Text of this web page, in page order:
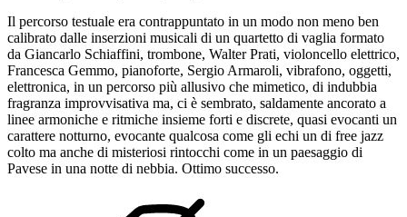
Il percorso testuale era contrappuntato in un modo non meno ben
calibrato dalle inserzioni musicali di un quartetto di vaglia formato
da Giancarlo Schiaffini, trombone, Walter Prati, violoncello elettrico,
Francesca Gemmo, pianoforte, Sergio Armaroli, vibrafono, oggetti,
elettronica, in un percorso più allusivo che mimetico, di indubbia
fragranza improvvisativa ma, ci è sembrato, saldamente ancorato a
linee armoniche e ritmiche insieme forti e discrete, quasi evocanti un
carattere notturno, evocante qualcosa come gli echi un di free jazz
colto ma anche di misteriosi rintocchi come in un paesaggio di
Pavese in una notte di nebbia. Ottimo successo.